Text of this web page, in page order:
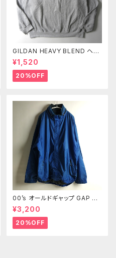
GILDAN HEAVY BLEND ヘビ
ーブレンド プリントスウェットシ
ャツ トレーナー 裏起毛 WHITH
ARRAL PANTHERS アメフト X
L
¥1,520
20%OFF
00’s オールドギャップ GAP リ
ップストップナイロンジャケット
メッシュライナー XL m0718-2
3
¥3,200
20%OFF